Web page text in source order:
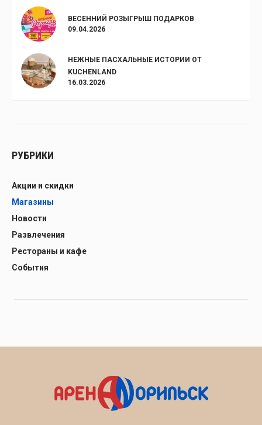
ВЕСЕННИЙ РОЗЫГРЫШ ПОДАРКОВ
09.04.2026
НЕЖНЫЕ ПАСХАЛЬНЫЕ ИСТОРИИ ОТ
KUCHENLAND
16.03.2026
РУБРИКИ
Акции и скидки
Магазины
Новости
Развлечения
Рестораны и кафе
События